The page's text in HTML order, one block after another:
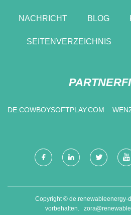
NACHRICHT BLOG
SEITENVERZEICHNIS
DE.COWBOYSOFTPLAY.COM
WENZHOU
Copyright © de.renewableenergy-
vorbehalten.